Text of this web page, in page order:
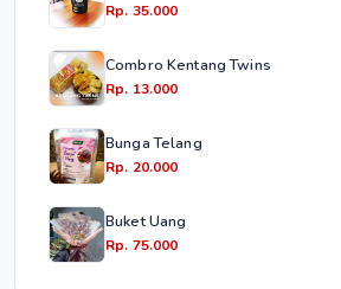
Rp. 35.000
Combro Kentang Twins
Rp. 13.000
Bunga Telang
Rp. 20.000
Buket Uang
Rp. 75.000